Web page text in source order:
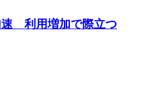
速 利用増加で際立つ